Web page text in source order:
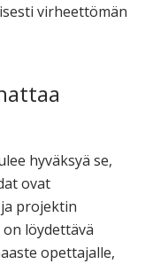
virheettömän
hyväksyä se,
ovat
projektin
löydettävä
opettajalle,